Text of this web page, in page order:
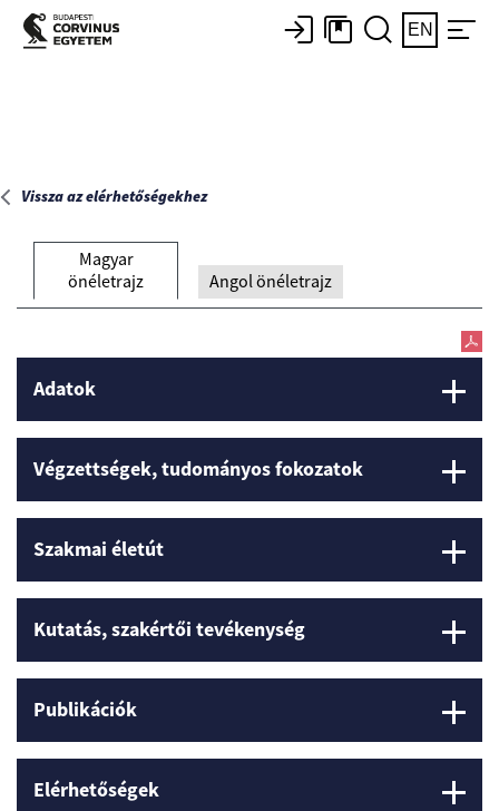
Főoldal
EN
Vissza az elérhetőségekhez
Magyar
önéletrajz
Angol önéletrajz
Adatok
Végzettségek, tudományos fokozatok
Szakmai életút
Kutatás, szakértői tevékenység
Publikációk
Elérhetőségek